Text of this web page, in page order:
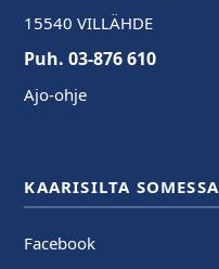
15540 VILLÄHDE
Puh. 03-876 610
Ajo-ohje
KAARISILTA SOMESSA
Facebook